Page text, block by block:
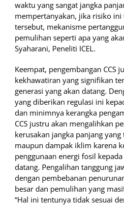
waktu yang sangat jangka
mempertanyakan, jika risiko
tersebut, mekanisme
pemulihan seperti apa yang
Syaharani, Peneliti ICEL.
Keempat, pengembangan CCS
kekhawatiran yang signifikan
generasi yang akan datang.
yang diberikan regulasi ini
dan minimnya kerangka
CCS justru akan mengalihkan
kerusakan jangka panjang
maupun dampak iklim karena
penggunaan energi fosil
datang. Pengalihan tanggung
dengan pembebanan
besar dan pemulihan yang
“Hal ini tentunya tidak sesuai